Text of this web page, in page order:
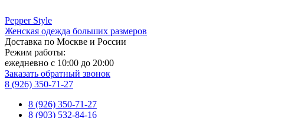
Pepper Style
Женская одежда больших размеров
Доставка по Москве и России
Режим работы:
ежедневно с 10:00 до 20:00
Заказать обратный звонок
8 (926) 350-71-27
8 (926) 350-71-27
8 (903) 532-84-16